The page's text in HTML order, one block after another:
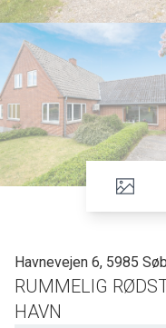
Havnevejen 6, 5985
RUMMELIG
HAVN